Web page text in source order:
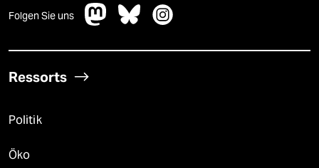
Folgen Sie uns
Ressorts
Politik
Öko